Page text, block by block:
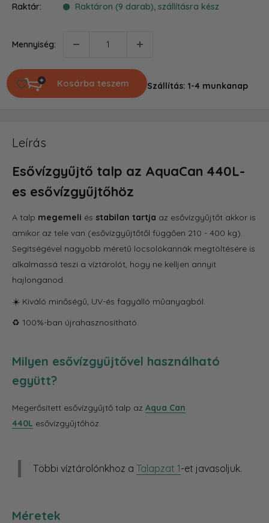
Raktár: Raktáron (9 darab), szállításra kész
Mennyiség:
Kosárba teszem Szállítás: 1-4 munkanap
Leírás
Esővízgyűjtő talp az AquaCan 440L-
es esővízgyűjtőhöz
A talp megemeli és stabilan tartja az esővízgyűjtőt akkor is
amikor az tele van (esővízgyűjtőtől függően 210 - 400 kg).
Segítségével nagyobb méretű locsolókannák megtöltésére is
alkalmassá teszi a víztárolót, hogy ne kelljen annyit
hajlonganod.
☀️ Kiváló minőségű, UV-és fagyálló műanyagból.
♻️ 100%-ban újrahasznosítható.
Milyen esővízgyűjtővel használható
együtt?
Megerősített esővízgyűjtő talp az Aqua Can
440L esővízgyűjtőhöz.
Többi víztárolónkhoz a Talapzat 1-et javasoljuk.
Méretek